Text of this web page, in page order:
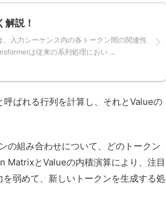
説！
入力シーケンス内の各トークン間の関連性
は従来の系列処理におい ...
ばれる行列を計算し、それとValueの
の組み合わせについて、どのトークン
MatrixとValueの内積演算により、注目
弱めて、新しいトークンを生成する処